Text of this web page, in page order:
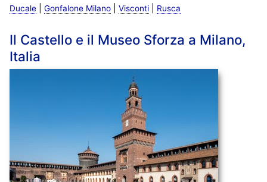
Ducale| Gonfalone Milano| Visconti| Rusca
Il Castello e il Museo Sforza a Milano,
Italia